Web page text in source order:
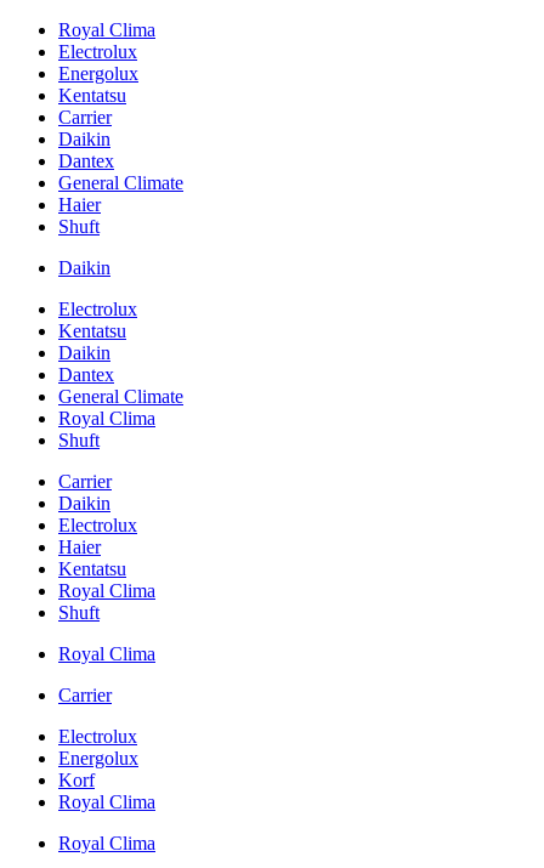
Royal Clima
Electrolux
Energolux
Kentatsu
Carrier
Daikin
Dantex
General Climate
Haier
Shuft
Daikin
Electrolux
Kentatsu
Daikin
Dantex
General Climate
Royal Clima
Shuft
Carrier
Daikin
Electrolux
Haier
Kentatsu
Royal Clima
Shuft
Royal Clima
Carrier
Electrolux
Energolux
Korf
Royal Clima
Royal Clima